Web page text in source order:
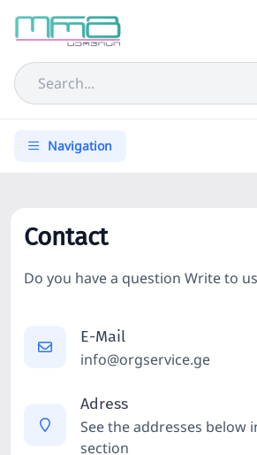
Navigation
Contact
Do you have a question Write to
E-Mail
info@orgservice.ge
Adress
See the addresses below
section